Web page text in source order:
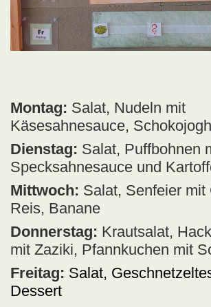
Montag: Salat, Nudeln mit
Käsesahnesauce,
Dienstag: Salat, Puffbohnen
Specksahnesauce und
Mittwoch: Salat, Senfeier mit
Reis, Banane
Donnerstag: Krautsalat,
mit Zaziki, Pfannkuchen mit
Freitag: Salat,
Dessert